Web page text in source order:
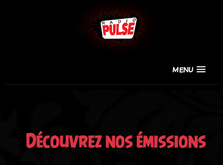
MENU
Découvrez nos émissions